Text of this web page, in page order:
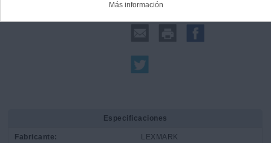
Compartir:
Especificaciones
Fabricante: LEXMARK